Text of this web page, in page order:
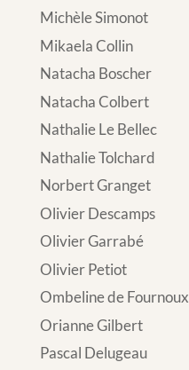
Michèle Simonot
Mikaela Collin
Natacha Boscher
Natacha Colbert
Nathalie Le Bellec
Nathalie Tolchard
Norbert Granget
Olivier Descamps
Olivier Garrabé
Olivier Petiot
Ombeline de Fournoux
Orianne Gilbert
Pascal Delugeau